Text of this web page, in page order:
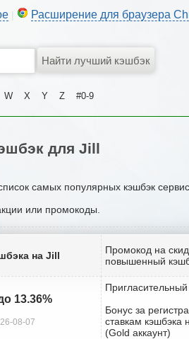
Расширение для браузера
W X Y Z #0-9
для Jill
самых популярных кэшбэк
или промокоды.
на Jill
Промокод на
повышенный
13.36%
08-07
Бонус за
ставкам кэшбэка
(Gold аккаунт)